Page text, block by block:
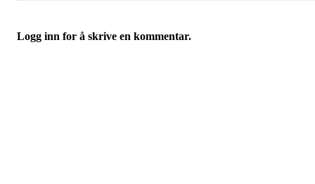
Logg inn for å skrive en kommentar.